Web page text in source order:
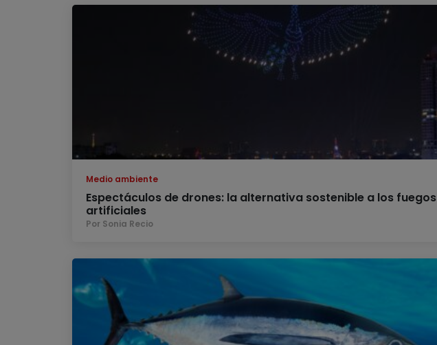
Medio ambiente
Espectáculos de drones: la alternativa sostenible a los fuegos
artificiales
Por Sonia Recio